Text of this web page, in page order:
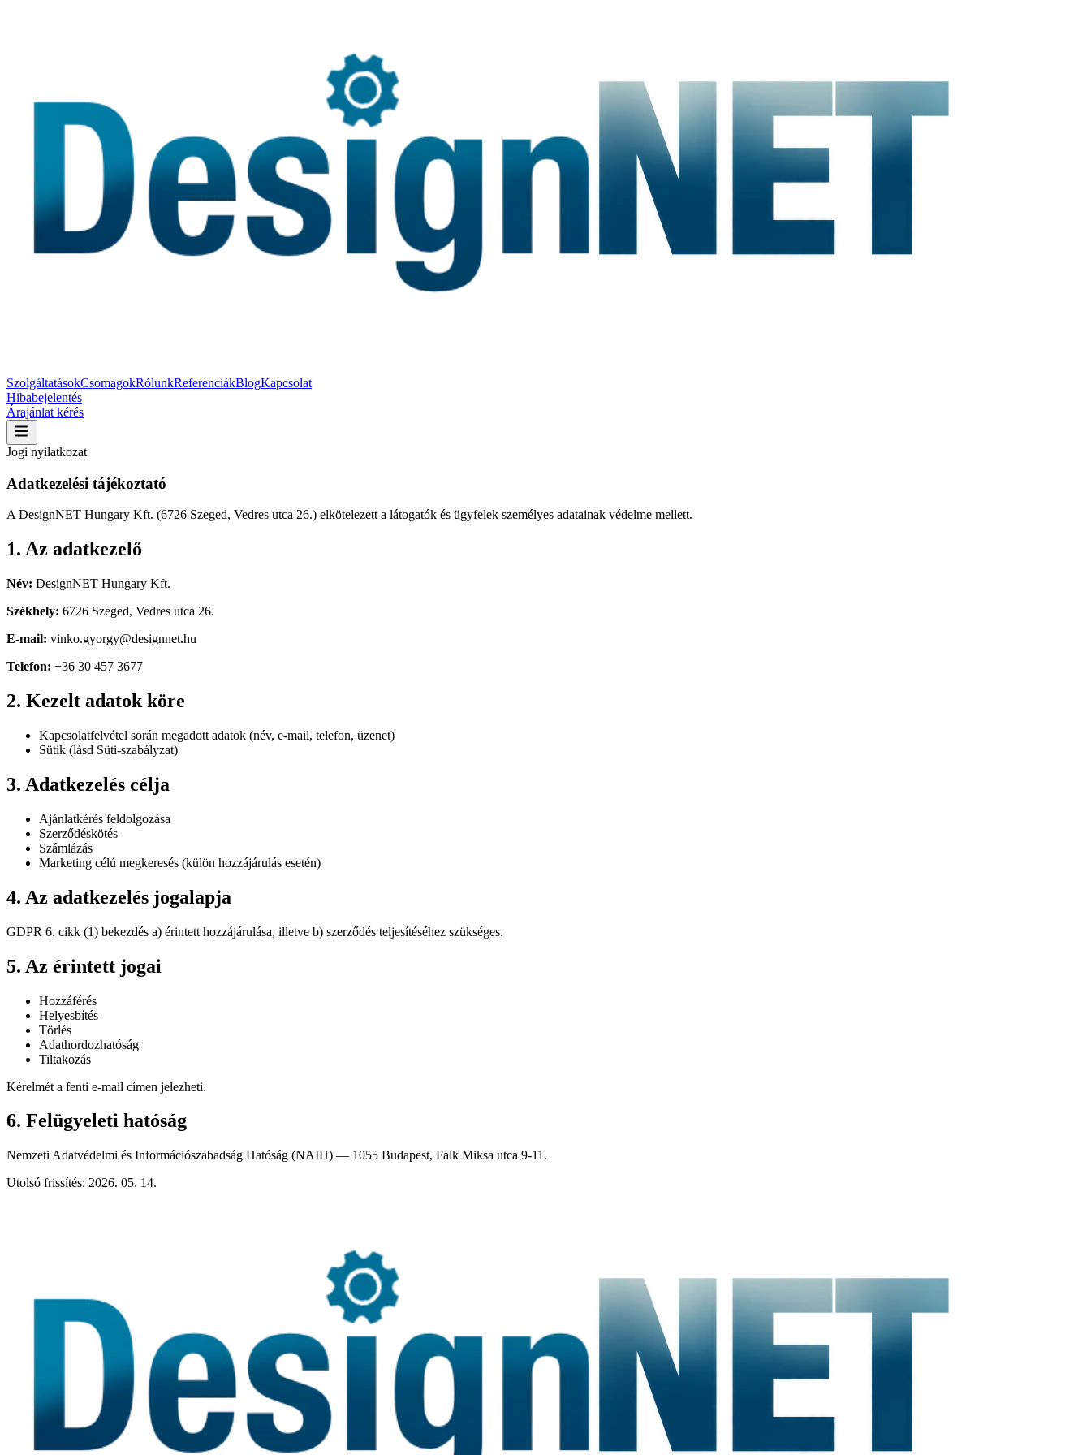
SzolgáltatásokCsomagokRólunkReferenciákBlogKapcsolat
Hibabejelentés
Árajánlat kérés
Jogi nyilatkozat
Adatkezelési tájékoztató
A DesignNET Hungary Kft. (6726 Szeged, Vedres utca 26.) elkötelezett a látogatók és ügyfelek személyes adatainak védelme mellett.
1. Az adatkezelő
Név: DesignNET Hungary Kft.
Székhely: 6726 Szeged, Vedres utca 26.
E-mail: vinko.gyorgy@designnet.hu
Telefon: +36 30 457 3677
2. Kezelt adatok köre
Kapcsolatfelvétel során megadott adatok (név, e-mail, telefon, üzenet)
Sütik (lásd Süti-szabályzat)
3. Adatkezelés célja
Ajánlatkérés feldolgozása
Szerződéskötés
Számlázás
Marketing célú megkeresés (külön hozzájárulás esetén)
4. Az adatkezelés jogalapja
GDPR 6. cikk (1) bekezdés a) érintett hozzájárulása, illetve b) szerződés teljesítéséhez szükséges.
5. Az érintett jogai
Hozzáférés
Helyesbítés
Törlés
Adathordozhatóság
Tiltakozás
Kérelmét a fenti e-mail címen jelezheti.
6. Felügyeleti hatóság
Nemzeti Adatvédelmi és Információszabadság Hatóság (NAIH) — 1055 Budapest, Falk Miksa utca 9-11.
Utolsó frissítés: 2026. 05. 14.